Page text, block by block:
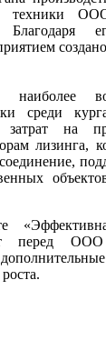
техники
Благодаря
среди
затрат на
лизинга,
перед